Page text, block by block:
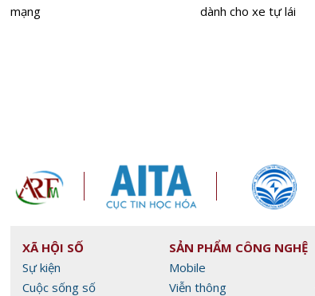
mạng
dành cho xe tự lái
XÃ HỘI SỐ
Sự kiện
Cuộc sống số
SẢN PHẨM CÔNG NGHỆ
Mobile
Viễn thông